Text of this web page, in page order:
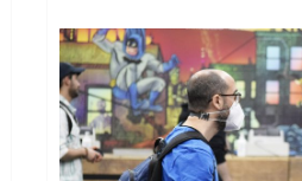
Un
ladrillo
de
Lego
es
un
mundo
de
posibilidades